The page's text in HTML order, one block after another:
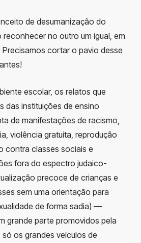
de desumanização do
reconhecer no outro um igual, em
Precisamos cortar o pavio desse
escolar, os relatos que
das instituições de ensino
de manifestações de racismo,
violência gratuita, reprodução
contra classes sociais e
fora do espectro judaico-
precoce de crianças e
sem uma orientação para
de forma sadia) —
grande parte promovidos pela
só os grandes veículos de